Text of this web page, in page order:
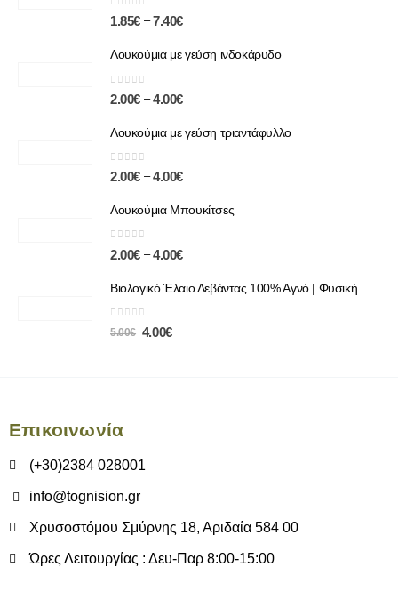
0 out of 5
1.85€ – 7.40€
Λουκούμια με γεύση ινδοκάρυδο
0out of 5
2.00€ – 4.00€
Λουκούμια με γεύση τριαντάφυλλο
0out of 5
2.00€ – 4.00€
Λουκούμια Μπουκίτσες
0out of 5
2.00€ – 4.00€
0 out of 5
5.00€ 4.00€
Επικοινωνία
(+30)2384 028001
info@tognision.gr
Χρυσοστόμου Σμύρνης 18, Αριδαία 584 00
Ώρες Λειτουργίας : Δευ-Παρ 8:00-15:00